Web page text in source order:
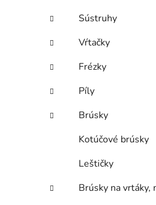
l
Sústruhy
Vŕtačky
Frézky
Píly
Brúsky
Kotúčové brúsky
Leštičky
Brúsky na vrtáky,